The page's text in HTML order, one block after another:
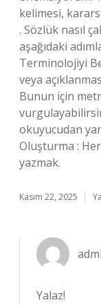
kelimesi,
. Sözlük nasıl
aşağıdaki
Terminolojiyi
veya
Bunun için
okuyucudan
Oluşturma :
yazmak.
Kasım 22, 2025
Yalaz!